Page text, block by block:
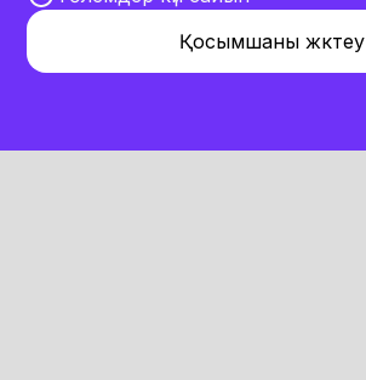
Қосымшаны жүктеу